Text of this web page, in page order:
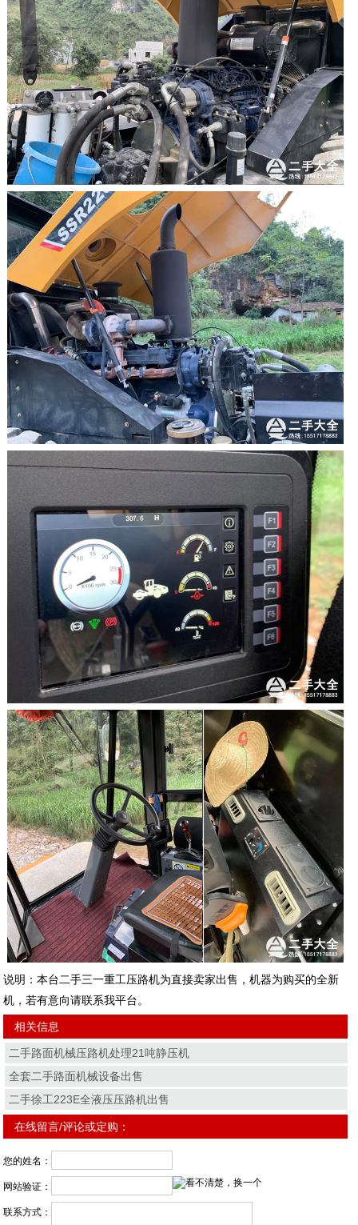
说明：本台二手三一重工压路机为直接卖家出售，机器为购买的全新
机，若有意向请联系我平台。
相关信息
二手路面机械压路机处理21吨静压机
全套二手路面机械设备出售
二手徐工223E全液压压路机出售
在线留言/评论或定购：
您的姓名：
网站验证：
联系方式：